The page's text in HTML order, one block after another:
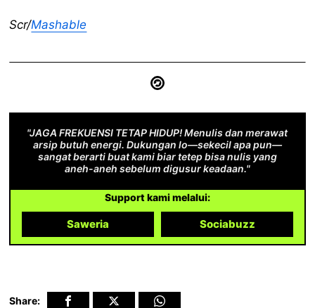
Scr/Mashable
"JAGA FREKUENSI TETAP HIDUP! Menulis dan merawat
arsip butuh energi. Dukungan lo—sekecil apa pun—
sangat berarti buat kami biar tetep bisa nulis yang
aneh-aneh sebelum digusur keadaan."
Support kami melalui:
Saweria Sociabuzz
Share: